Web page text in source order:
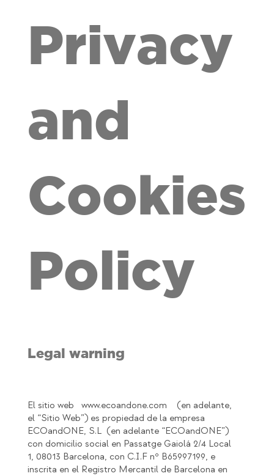
Privacy
and
Cookies
Policy
Legal warning
El sitio web www.ecoandone.com (en adelante,
el “Sitio Web”) es propiedad de la empresa
ECOandONE, S.L (en adelante “ECOandONE”)
con domicilio social en Passatge Gaiolá 2/4 Local
1, 08013 Barcelona, con C.I.F nº B65997199, e
inscrita en el Registro Mercantil de Barcelona en